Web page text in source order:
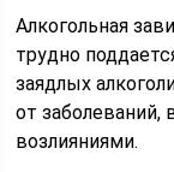
Алкогольная
трудно
заядлых
от
возлияниями.